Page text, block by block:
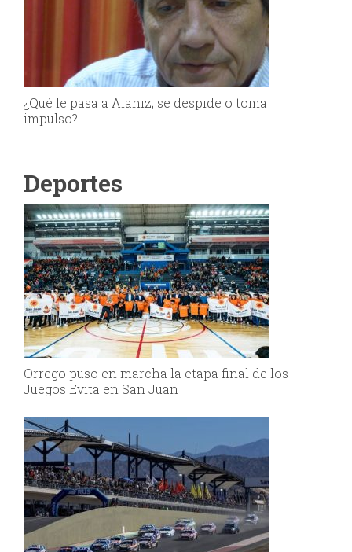
¿Qué le pasa a Alaniz; se despide o toma
impulso?
Deportes
Orrego puso en marcha la etapa final de los
Juegos Evita en San Juan